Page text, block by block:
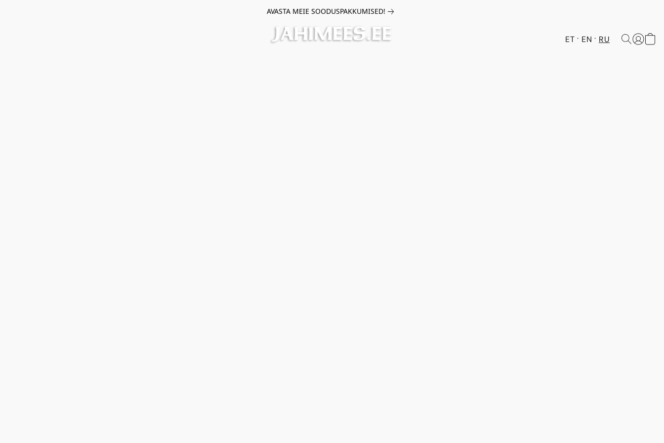
AVASTA MEIE SOODUSPAKKUMISED!
ET EN RU